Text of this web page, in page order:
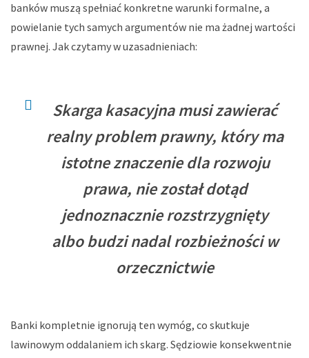
banków muszą spełniać konkretne warunki formalne, a
powielanie tych samych argumentów nie ma żadnej wartości
prawnej. Jak czytamy w uzasadnieniach:
Skarga kasacyjna musi zawierać
realny problem prawny, który ma
istotne znaczenie dla rozwoju
prawa, nie został dotąd
jednoznacznie rozstrzygnięty
albo budzi nadal rozbieżności w
orzecznictwie
Banki kompletnie ignorują ten wymóg, co skutkuje
lawinowym oddalaniem ich skarg. Sędziowie konsekwentnie